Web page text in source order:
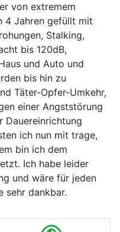
von extremem
4 Jahren gefüllt mit
Stalking,
bis 120dB,
und Auto und
bis hin zu
Täter-Opfer-Umkehr,
einer Angststörung
Dauereinrichtung
ich nun mit trage,
bin ich dem
Ich habe leider
und wäre für jeden
sehr dankbar.